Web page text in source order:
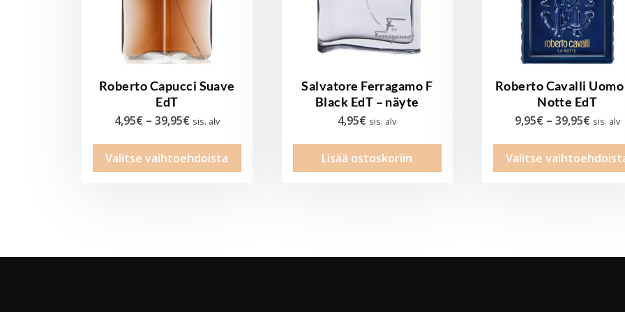
Roberto Capucci Suave
EdT
4,95€ – 39,95€Hintaluokka:
-
sis. alv
Valitse vaihtoehdoista
Tällä
Salvatore Ferragamo F
Black EdT – näyte
4,95€ sis. alv
Lisää ostoskoriin
Roberto Cavalli Uomo
Notte EdT
9,95€ – 39,95€
-
sis. alv
Valitse